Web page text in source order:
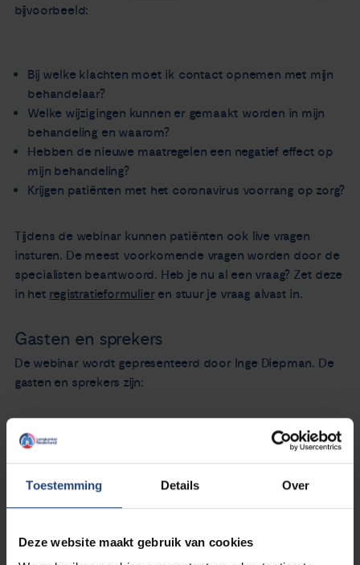
Toestemming Details Over
Deze website maakt gebruik van cookies
bijvoorbeeld:
Bij welke klachten moet ik contact opnemen met mijn
behandelaar?
Welke wijzigingen kunnen er gemaakt worden in mijn
behandeling en waarom?
Hebben de nieuwe maatregelen een negatief effect op
mijn behandeling?
Krijgen patiënten met het coronavirus voorrang op zorg?
Tijdens de webinar kunnen patiënten ook live vragen
insturen. De meest voorkomende vragen worden door de
specialisten beantwoord. Heb je nu al een vraag? Zet deze
in het registratieformulier en stuur je vraag alvast in.
Gasten en sprekers
De webinar wordt gepresenteerd door Inge Diepman. De
gasten en sprekers zijn:
Prof. dr. Haiko Bloemendal, internist-oncoloog
Radboudumc, voorzitter NVMO
Prof. dr. Marcel Verheij, radiotherapeut-oncoloog
Radboudumc, voorzitter SONCOS
bestuurslid NVMO